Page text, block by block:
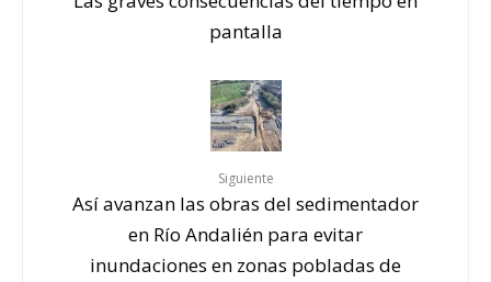
pantalla
Siguiente
Así avanzan las obras del sedimentador
en Río Andalién para evitar
inundaciones en zonas pobladas de